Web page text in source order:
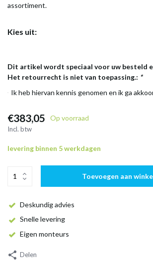
assortiment.
Kies uit:
Dit artikel wordt speciaal voor uw besteld
Het retourrecht is niet van toepassing.: *
Ik heb hiervan kennis genomen en ik ga
€383,05 Op voorraad
Incl. btw
levering binnen 5 werkdagen
Toevoegen aan
Deskundig advies
Snelle levering
Eigen monteurs
Delen